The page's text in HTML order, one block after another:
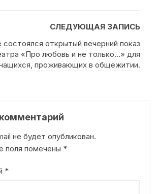
СЛЕДУЮЩАЯ ЗАПИСЬ
открытый вечерний показ
«Про любовь и не только…» для
проживающих в общежитии.
не будет опубликован.
поля помечены *
*